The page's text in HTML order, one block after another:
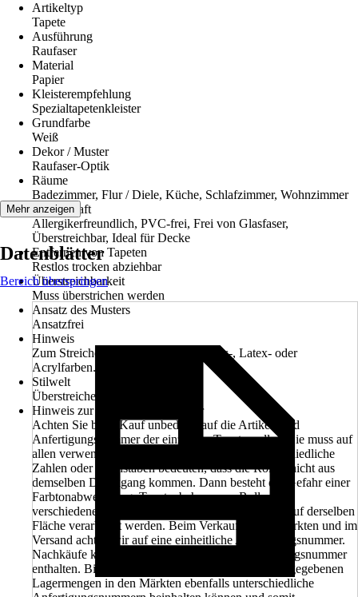
Artikeltyp
Tapete
Ausführung
Raufaser
Material
Papier
Kleisterempfehlung
Spezialtapetenkleister
Grundfarbe
Weiß
Dekor / Muster
Raufaser-Optik
Räume
Badezimmer, Flur / Diele, Küche, Schlafzimmer, Wohnzimmer
Eigenschaft
Allergikerfreundlich, PVC-frei, Frei von Glasfaser,
Überstreichbar, Ideal für Decke
Entfernen von Tapeten
Restlos trocken abziehbar
Überstreichbarkeit
Muss überstrichen werden
Ansatz des Musters
Ansatzfrei
Hinweis
Zum Streichen eignen sich Dispersions-, Latex- oder
Acrylfarben.
Stilwelt
Überstreichen
Hinweis zur Anfertigungsnummer
Achten Sie beim Kauf unbedingt auf die Artikel- und
Anfertigungsnummer der einzelnen Tapetenrollen. Sie muss auf
allen verwendeten Rollen übereinstimmen. Unterschiedliche
Zahlen oder Buchstaben bedeuten, dass die Rollen nicht aus
demselben Druckgang kommen. Dann besteht die Gefahr einer
Farbtonabweichung. Tapetenbahnen aus Rollen mit
verschiedenen Anfertigungsnummern dürfen nicht auf derselben
Fläche verarbeitet werden. Beim Verkauf in den Märkten und im
Versand achten wir auf eine einheitliche Anfertigungsnummer.
Nachkäufe können eine unterschiedliche Anfertigungsnummer
enthalten. Bitte beachten Sie außerdem, dass die angegebenen
Lagermengen in den Märkten ebenfalls unterschiedliche
Mehr anzeigen
Datenblätter
Bereich überspringen